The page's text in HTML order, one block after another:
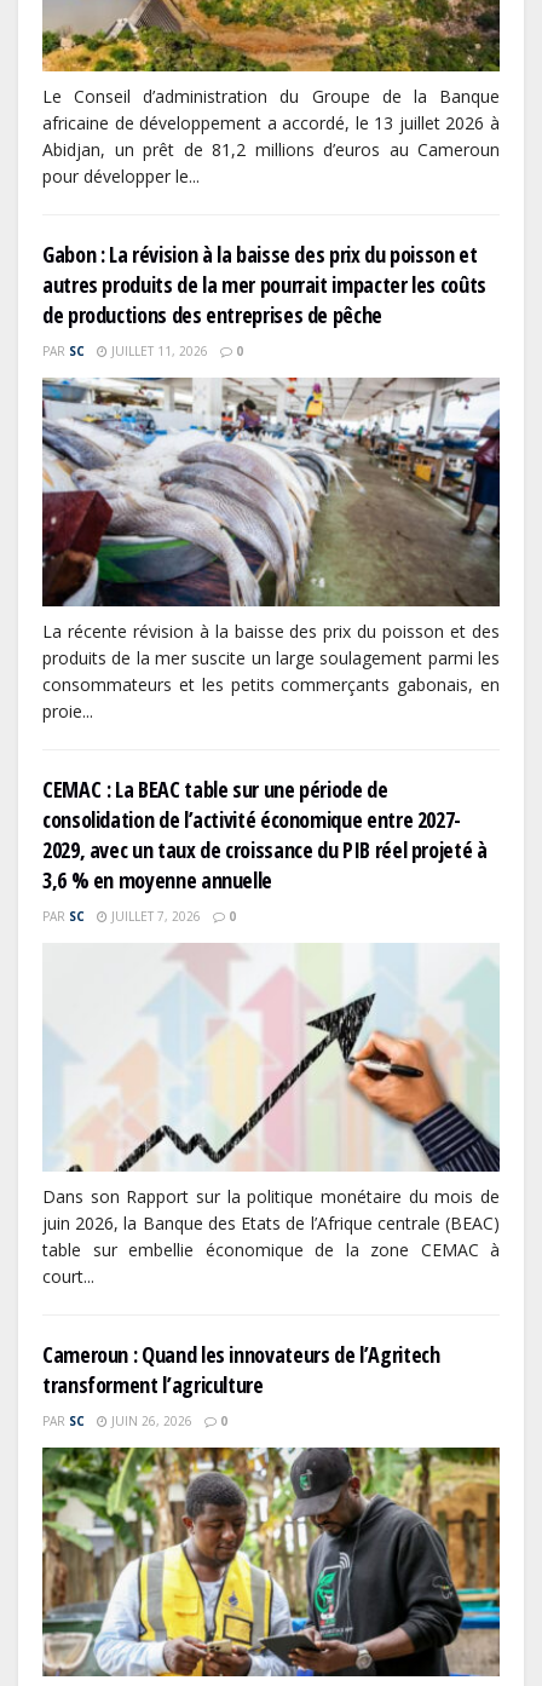
Le Conseil d’administration du Groupe de la Banque
africaine de développement a accordé, le 13 juillet 2026 à
Abidjan, un prêt de 81,2 millions d’euros au Cameroun
pour développer le...
Gabon : La révision à la baisse des prix du poisson et
autres produits de la mer pourrait impacter les coûts
de productions des entreprises de pêche
PAR SC JUILLET 11, 2026 0
La récente révision à la baisse des prix du poisson et des
produits de la mer suscite un large soulagement parmi les
consommateurs et les petits commerçants gabonais, en
proie...
CEMAC : La BEAC table sur une période de
consolidation de l’activité économique entre 2027-
2029, avec un taux de croissance du PIB réel projeté à
3,6 % en moyenne annuelle
PAR SC JUILLET 7, 2026 0
Dans son Rapport sur la politique monétaire du mois de
juin 2026, la Banque des Etats de l’Afrique centrale (BEAC)
table sur embellie économique de la zone CEMAC à
court...
Cameroun : Quand les innovateurs de l’Agritech
transforment l’agriculture
PAR SC JUIN 26, 2026 0